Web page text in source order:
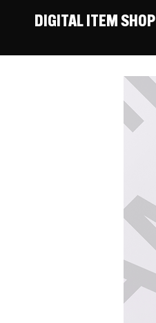
DIGITAL ITEM SHOP